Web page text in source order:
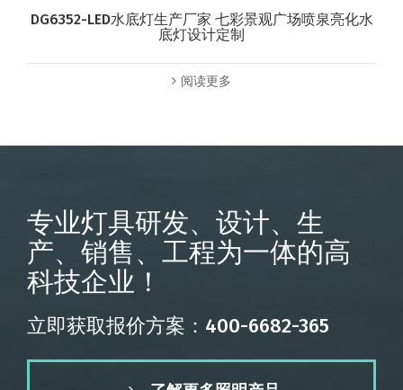
DG6352-LED水底灯生产厂家 七彩景观广场喷泉亮化水
底灯设计定制
阅读更多
专业灯具研发、设计、生
产、销售、工程为一体的高
科技企业！
立即获取报价方案：400-6682-365